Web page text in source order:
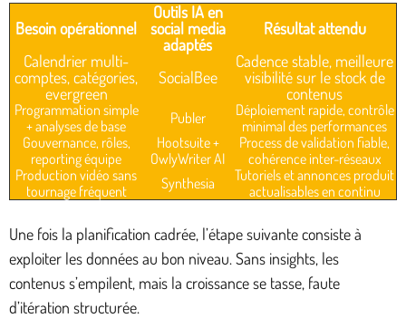
Besoin opérationnel
Outils IA en
social media
adaptés
Résultat attendu
Calendrier multi-
comptes, catégories,
evergreen
SocialBee
Cadence stable, meilleure
visibilité sur le stock de
contenus
Programmation simple
+ analyses de base
Publer
Déploiement rapide, contrôle
minimal des performances
Gouvernance, rôles,
reporting équipe
Hootsuite +
OwlyWriter AI
Process de validation fiable,
cohérence inter-réseaux
Production vidéo sans
tournage fréquent
Synthesia
Tutoriels et annonces produit
actualisables en continu
Une fois la planification cadrée, l’étape suivante consiste à
exploiter les données au bon niveau. Sans insights, les
contenus s’empilent, mais la croissance se tasse, faute
d’itération structurée.